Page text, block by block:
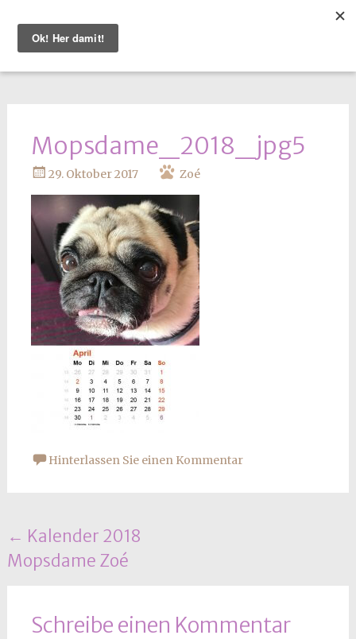
INHALT
Mopsdame_2018_jpg5
29. Oktober 2017 Zoé
Hinterlassen Sie einen Kommentar
Beitrags
Navigation
← Kalender 2018
Mopsdame Zoé
Schreibe einen Kommentar